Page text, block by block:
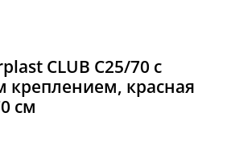
CLUB C25/70 с
креплением, красная
см